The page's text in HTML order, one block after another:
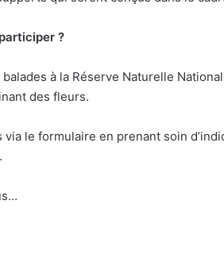
?
à la Réserve Naturelle
des fleurs.
via le formulaire en prenant soin